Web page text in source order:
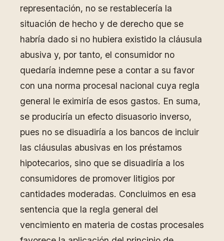
representación, no se restablecería la
situación de hecho y de derecho que se
habría dado si no hubiera existido la cláusula
abusiva y, por tanto, el consumidor no
quedaría indemne pese a contar a su favor
con una norma procesal nacional cuya regla
general le eximiría de esos gastos. En suma,
se produciría un efecto disuasorio inverso,
pues no se disuadiría a los bancos de incluir
las cláusulas abusivas en los préstamos
hipotecarios, sino que se disuadiría a los
consumidores de promover litigios por
cantidades moderadas. Concluimos en esa
sentencia que la regla general del
vencimiento en materia de costas procesales